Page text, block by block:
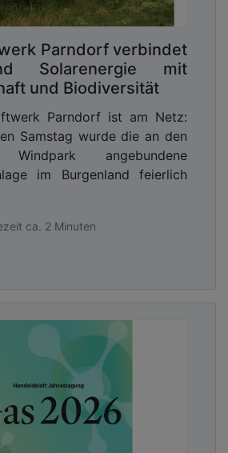
Parndorf verbindet
Solarenergie mit
und Biodiversität
Parndorf ist am Netz:
Samstag wurde die an den
Windpark angebundene
im Burgenland feierlich
ca. 2 Minuten